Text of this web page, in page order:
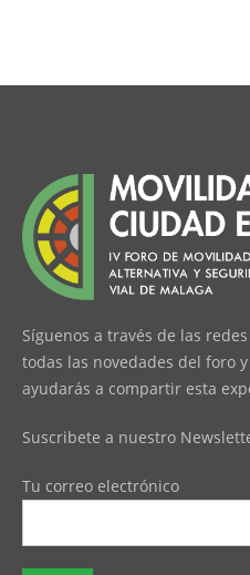
Síguenos a través de las
todas las novedades del foro
ayudarás a compartir esta
Suscribete a nuestro
Tu correo electrónico